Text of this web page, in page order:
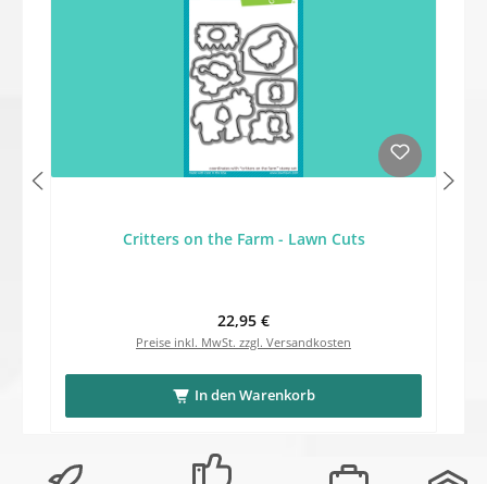
Critters on the Farm - Lawn Cuts
Regulärer Preis:
22,95 €
Preise inkl. MwSt. zzgl. Versandkosten
In den Warenkorb